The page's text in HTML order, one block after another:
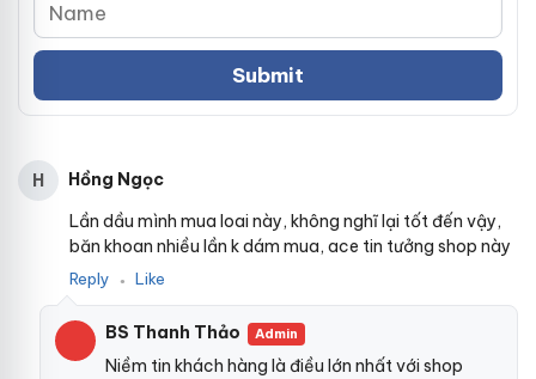
H
Hồng Ngọc
Lần dầu mình mua loai này, không nghĩ lại tốt đến vậy,
băn khoan nhiều lần k dám mua, ace tin tưởng shop này
Reply ● Like
BS Thanh Thảo Admin
Niềm tin khách hàng là điều lớn nhất với shop